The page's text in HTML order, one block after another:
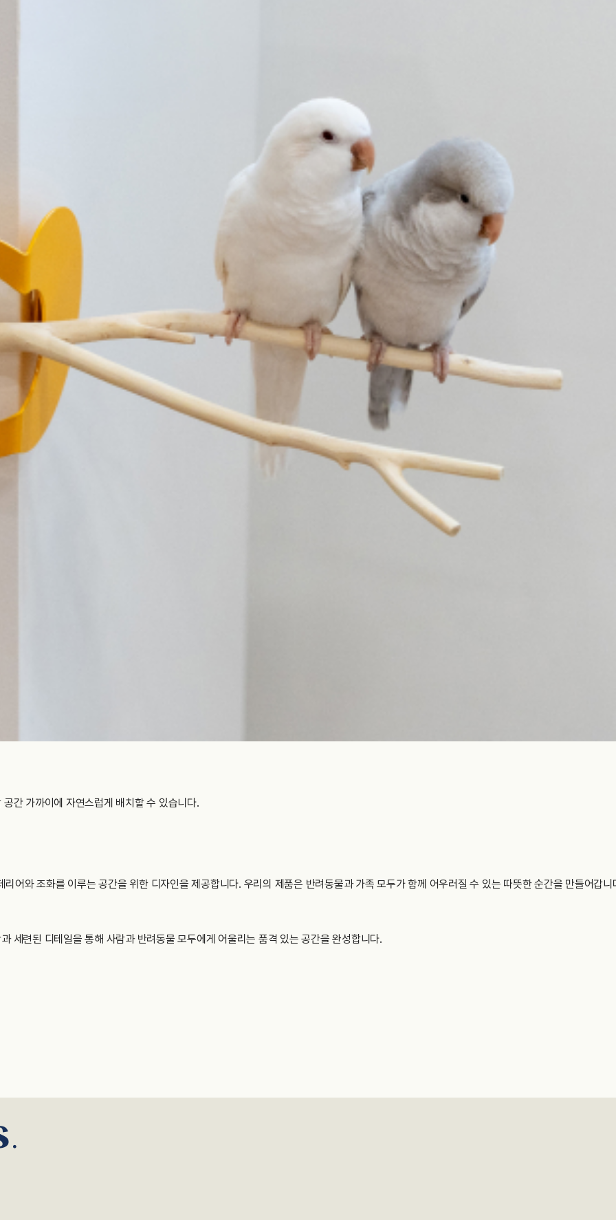
간 가까이에 자연스럽게 배치할 수 있습니다.
어와 조화를 이루는 공간을 위한 디자인을 제공합니다. 우리의 제품은 반려동물과 가족 모두가 함께 어우러질 수 있는 따뜻한 순간을 만들어갑니
세련된 디테일을 통해 사람과 반려동물 모두에게 어울리는 품격 있는 공간을 완성합니다.